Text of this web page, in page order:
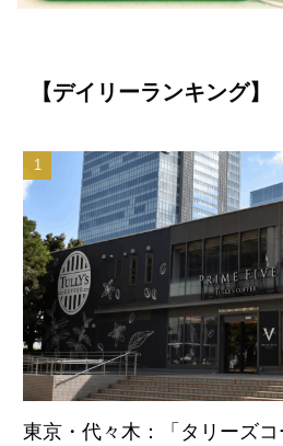
【デイリーランキング】
東京・代々木：「タリーズ